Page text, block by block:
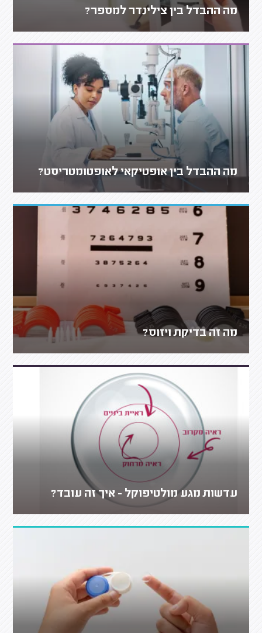
מה ההבדל בין צילינדר למספר?
מה ההבדל בין אופטיקאי לאופטומטריסט?
מה זה בדיקת ויזוס?
עדשות מגע מולטיפוקל - איך זה עובד?